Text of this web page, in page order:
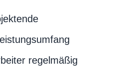
regelmäßig